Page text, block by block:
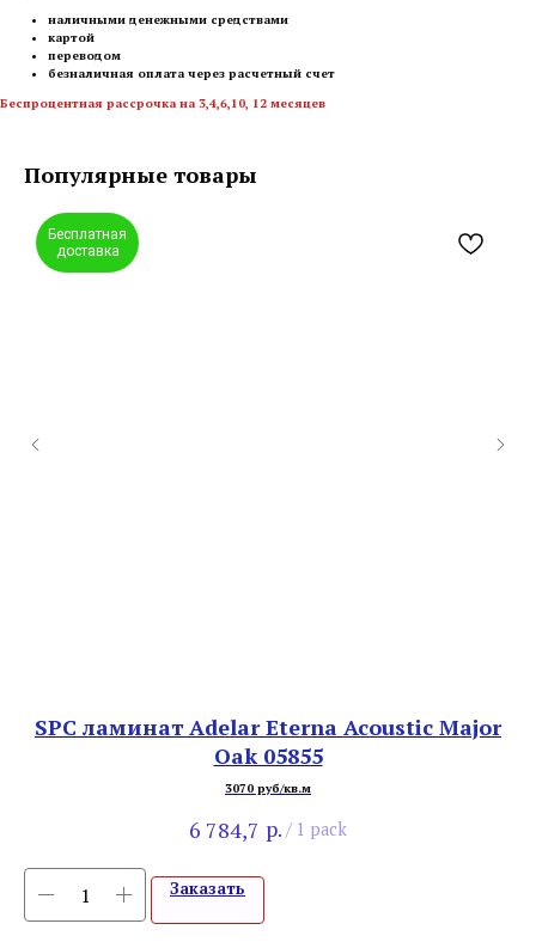
наличными денежными средствами
картой
переводом
безналичная оплата через расчетный счет
Беспроцентная рассрочка на 3,4,6,10, 12 месяцев
Популярные товары
Бесплатная
доставка
SPC ламинат Adelar Eterna Acoustic Major
Oak 05855
3070 руб/кв.м
6 784,7 р. / 1 pack
Заказать